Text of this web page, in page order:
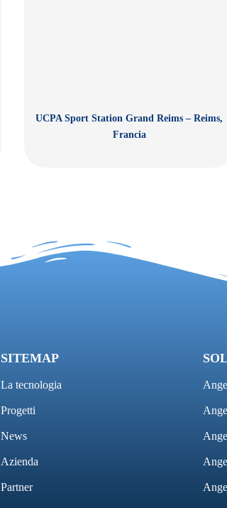
UCPA Sport Station Grand Reims – Reims,
Francia
SITEMAP
La tecnologia
Progetti
News
Azienda
Partner